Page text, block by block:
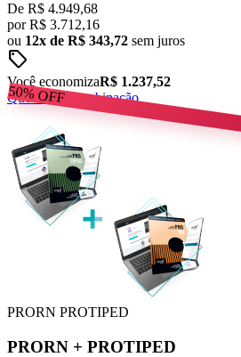
De R$ 4.949,68
por R$ 3.712,16
ou 12x de R$ 343,72 sem juros
sell
Você economizaR$ 1.237,52
Quero esta combinação
50%OFF
PRORN PROTIPED
PRORN + PROTIPED